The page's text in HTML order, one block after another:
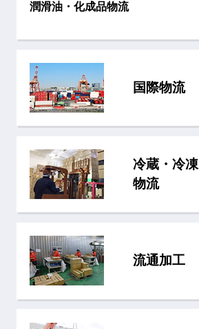
潤滑油・化成品物流
国際物流
冷蔵・冷凍
物流
流通加工